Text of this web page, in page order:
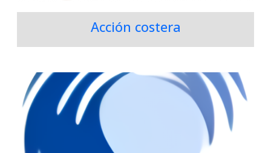
Acción costera